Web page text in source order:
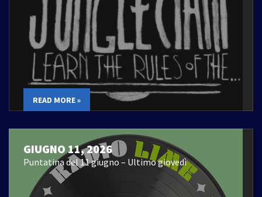
READ MORE »
GIUGNO 11, 2026
Puntatina del 11 giugno – Ultimo giovedì